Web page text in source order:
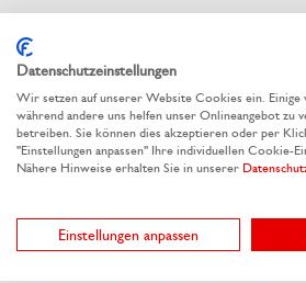
Ähnliche Kategorien
Verpackungslinien by RAUSCH
Nachhaltige Verpackungen
Datenschutzeinstellungen
Wir setzen auf unserer Website Cookies ein. Einige
während andere uns helfen unser Onlineangebot zu
betreiben. Sie können dies akzeptieren oder per
"Einstellungen anpassen" Ihre individuellen Cookie-
Nähere Hinweise erhalten Sie in unserer
Einstellungen anpassen